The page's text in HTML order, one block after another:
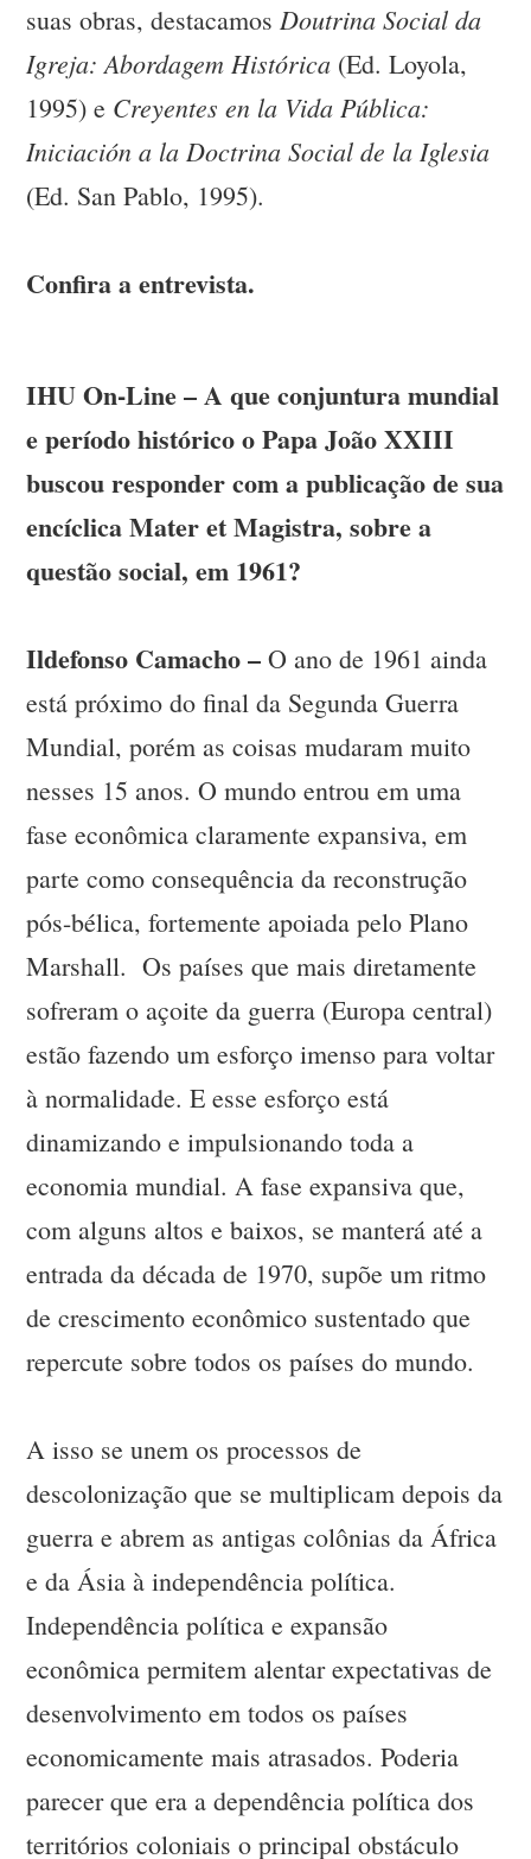
suas obras, destacamosDoutrina Social da
Igreja: Abordagem Histórica (Ed. Loyola,
1995) e Creyentes en la Vida Pública:
Iniciación a la Doctrina Social de la Iglesia
(Ed. San Pablo, 1995).
Confira a entrevista.
IHU On-Line – A que conjuntura mundial
e período histórico o Papa João XXIII
buscou responder com a publicação de sua
encíclica Mater et Magistra, sobre a
questão social, em 1961?
Ildefonso Camacho – O ano de 1961 ainda
está próximo do final da Segunda Guerra
Mundial, porém as coisas mudaram muito
nesses 15 anos. O mundo entrou em uma
fase econômica claramente expansiva, em
parte como consequência da reconstrução
pós-bélica, fortemente apoiada pelo Plano
Marshall. Os países que mais diretamente
sofreram o açoite da guerra (Europa central)
estão fazendo um esforço imenso para voltar
à normalidade. E esse esforço está
dinamizando e impulsionando toda a
economia mundial. A fase expansiva que,
com alguns altos e baixos, se manterá até a
entrada da década de 1970, supõe um ritmo
de crescimento econômico sustentado que
repercute sobre todos os países do mundo.
A isso se unem os processos de
descolonização que se multiplicam depois da
guerra e abrem as antigas colônias da África
e da Ásia à independência política.
Independência política e expansão
econômica permitem alentar expectativas de
desenvolvimento em todos os países
economicamente mais atrasados. Poderia
parecer que era a dependência política dos
territórios coloniais o principal obstáculo